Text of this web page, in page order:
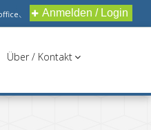
Anmelden / Login
Über / Kontakt